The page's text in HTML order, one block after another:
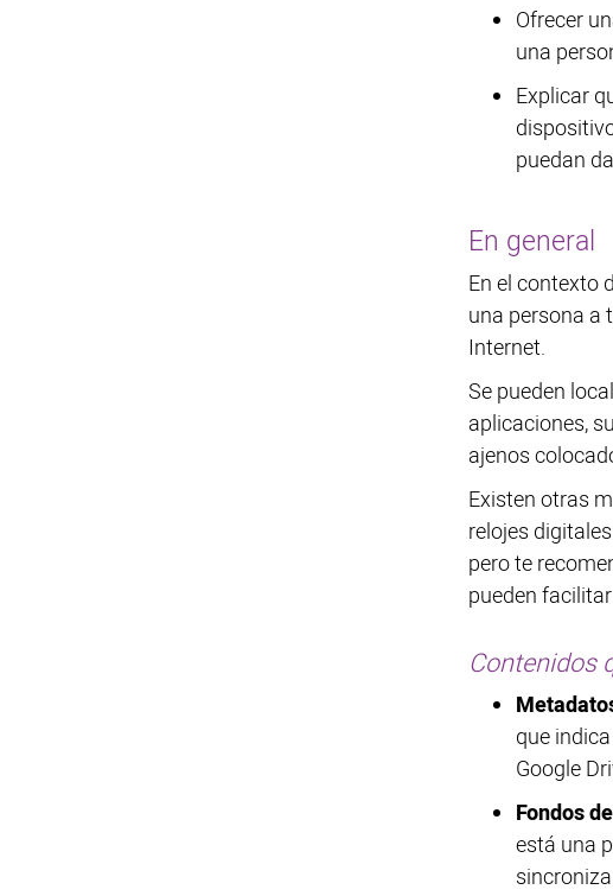
Ofrecer
una
Explicar
puedan
En general
En el contexto
una persona a
Internet.
Se pueden
aplicaciones,
ajenos
Existen otras
relojes
pero te
pueden
Contenidos
que
Google
Fondos
está una